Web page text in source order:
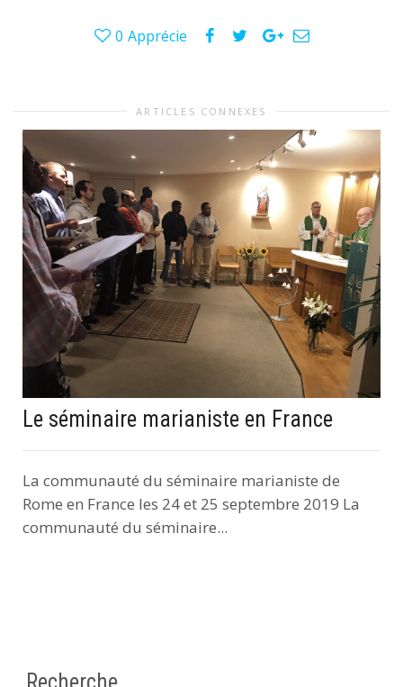
0 Apprécie
ARTICLES CONNEXES
Le séminaire marianiste en France
La communauté du séminaire marianiste de
Rome en France les 24 et 25 septembre 2019 La
communauté du séminaire...